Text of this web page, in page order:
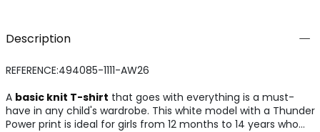
Description
REFERENCE:494085-1111-AW26
A basic knit T-shirt that goes with everything is a must-
have in any child's wardrobe. This white model with a Thunder
Power print is ideal for girls from 12 months to 14 years who